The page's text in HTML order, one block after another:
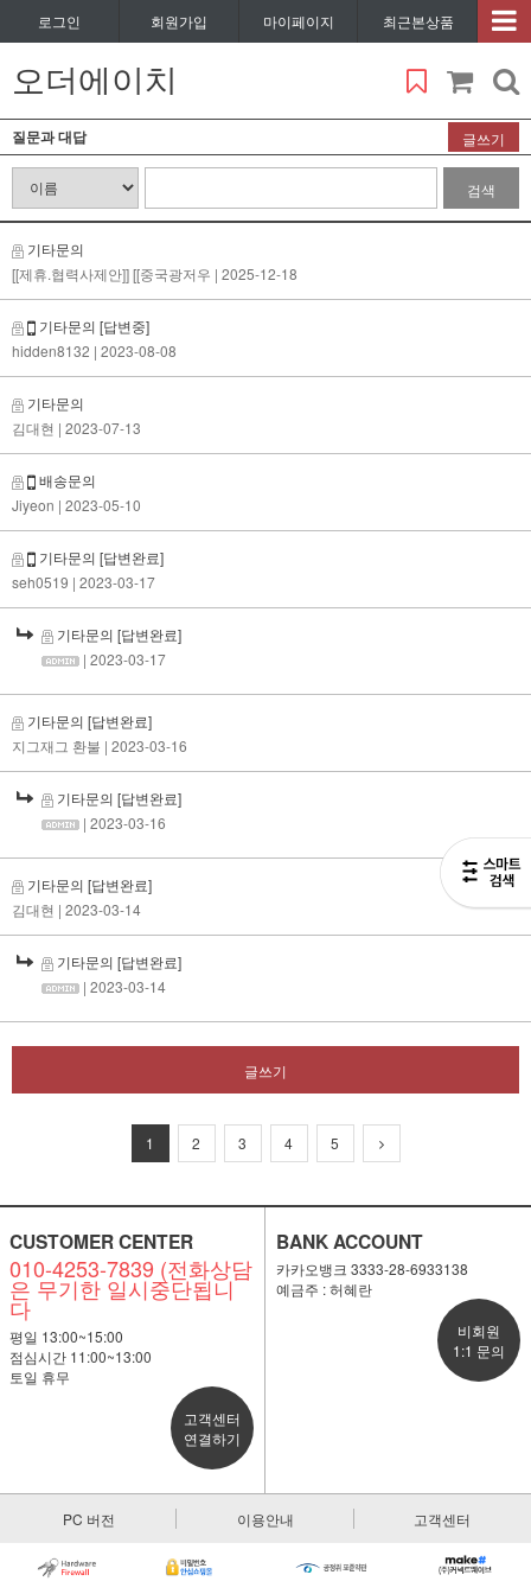
로그인 회원가입 마이페이지 최근본상품
오더에이치
질문과 대답 글쓰기
검색
기타문의
[[제휴.협력사제안]] [[중국광저우 | 2025-12-18
기타문의 [답변중]
hidden8132 | 2023-08-08
기타문의
김대현 | 2023-07-13
배송문의
Jiyeon | 2023-05-10
기타문의 [답변완료]
seh0519 | 2023-03-17
기타문의 [답변완료]
| 2023-03-17
기타문의 [답변완료]
지그재그 환불 | 2023-03-16
기타문의 [답변완료]
| 2023-03-16
기타문의 [답변완료]
김대현 | 2023-03-14
기타문의 [답변완료]
| 2023-03-14
글쓰기
1 2 3 4 5
CUSTOMER CENTER
010-4253-7839 (전화상담
은 무기한 일시중단됩니
다
평일 13:00~15:00
점심시간 11:00~13:00
토일 휴무
고객센터
연결하기
BANK ACCOUNT
카카오뱅크 3333-28-6933138
예금주 : 허혜란
비회원
1:1 문의
PC 버전 이용안내 고객센터